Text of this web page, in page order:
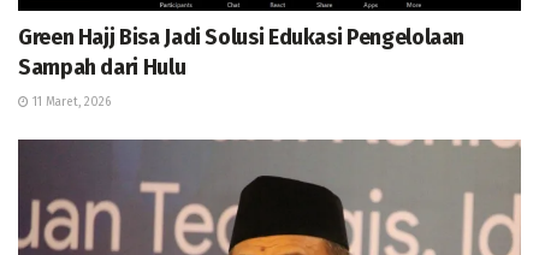
Green Hajj Bisa Jadi Solusi Edukasi Pengelolaan
Sampah dari Hulu
11 Maret, 2026